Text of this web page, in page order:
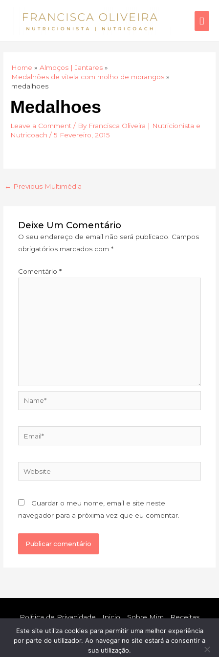
Home
Almoços | Jantares
Medalhões de vitela com molho de morangos
medalhoes
Medalhoes
Leave a Comment / By Francisca Oliveira | Nutricionista e
Nutricoach/5 Fevereiro, 2015
← Previous Multimédia
Deixe Um Comentário
O seu endereço de email não será publicado. Campos
obrigatórios marcados com *
Comentário *
Website
Guardar o meu nome, email e site neste
navegador para a próxima vez que eu comentar.
Política de Privacidade Inicio Sobre Mim
Receitas
Blog
Contacto
Francisca Oliveira | Nutricionista e
Este site utiliza cookies para permitir uma melhor experiência
por parte do utilizador. Ao navegar no site estará a consentir a
sua utilização.